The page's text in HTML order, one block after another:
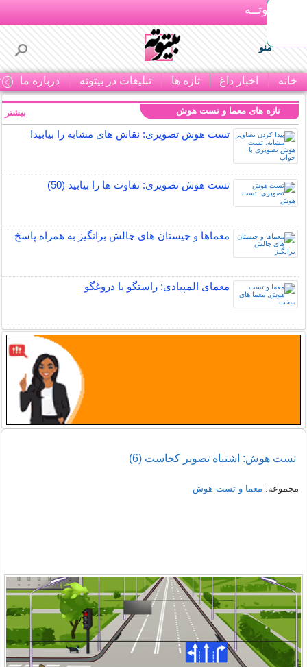
بـیتوتــه
منو
خانه اخبار داغ تازه ها تبلیغات در بیتوته درباره ما
تازه های معما و تست هوش
تست هوش تصویری: نقاش های مشابه را بیابید!
تست هوش تصویری: تفاوت ها را بیابید (50)
معماها و چیستان های چالش برانگیز به همراه پاسخ
معمای المپیادی: راستگو یا دروغگو
بیشتر
تست هوش: اشتباه تصویر کجاست (6)
مجموعه: معما و تست هوش